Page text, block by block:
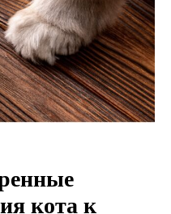
кота к